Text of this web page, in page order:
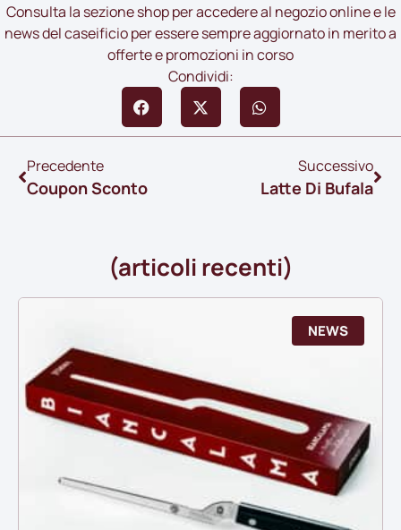
Consulta la sezioneshopper accedere al negozio online e le
newsdel caseificio per essere sempre aggiornato in merito a
offerte e promozioni in corso
Condividi:
Precedente
Coupon Sconto
Successivo
Latte Di Bufala
(articoli recenti)
NEWS